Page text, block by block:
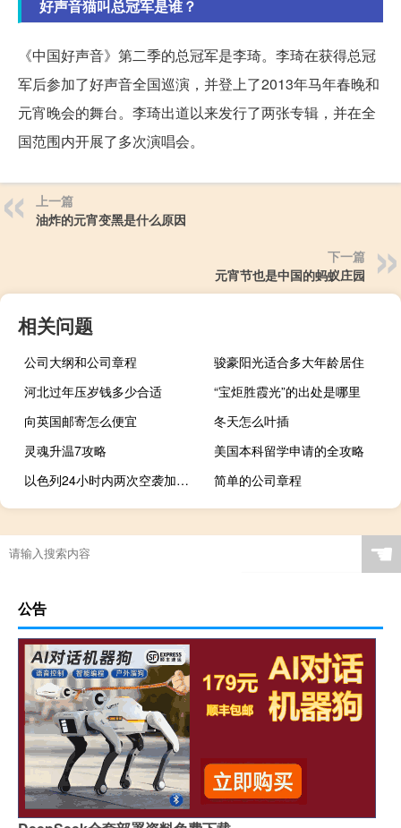
好声音猫叫总冠军是谁？
《中国好声音》第二季的总冠军是李琦。李琦在获得总冠
军后参加了好声音全国巡演，并登上了2013年马年春晚和
元宵晚会的舞台。李琦出道以来发行了两张专辑，并在全
国范围内开展了多次演唱会。
上一篇
油炸的元宵变黑是什么原因
下一篇
元宵节也是中国的蚂蚁庄园
相关问题
公司大纲和公司章程
骏豪阳光适合多大年龄居住
河北过年压岁钱多少合适
“宝炬胜霞光”的出处是哪里
向英国邮寄怎么便宜
冬天怎么叶插
灵魂升温7攻略
美国本科留学申请的全攻略
以色列24小时内两次空袭加沙最大难民营
简单的公司章程
☚
公告